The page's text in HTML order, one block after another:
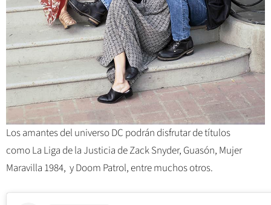
Los amantes del universo DC podrán disfrutar de títulos
como La Liga de la Justicia de Zack Snyder, Guasón, Mujer
Maravilla 1984, y Doom Patrol, entre muchos otros.